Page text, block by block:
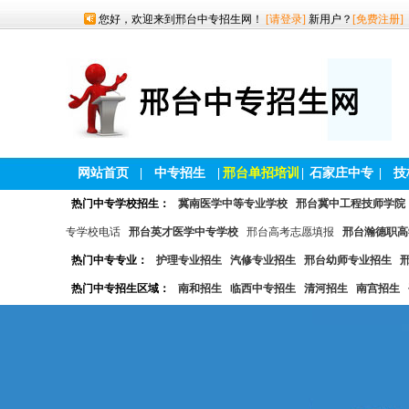
您好，欢迎来到邢台中专招生网！ [请登录] 新用户？ [免费注册]
网站首页 中专招生 邢台单招培训 石家庄中专 技
热门中专学校招生： 冀南医学中等专业学校 邢台冀中工程技师学院
专学校电话 邢台英才医学中专学校 邢台高考志愿填报 邢台瀚德职
热门中专专业： 护理专业招生 汽修专业招生 邢台幼师专业招生
热门中专招生区域： 南和招生 临西中专招生 清河招生 南宫招生